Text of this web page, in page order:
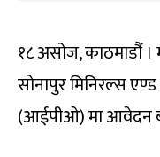
१८ असोज, काठमाडौं
सोनापुर मिनिरल्स
(आईपीओ) मा आवेदन